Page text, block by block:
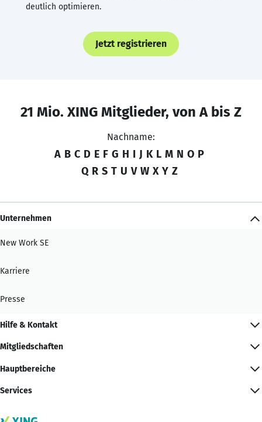
deutlich optimieren.
Jetzt registrieren
21 Mio. XING Mitglieder, von A bis Z
Nachname:
A B C D E F G H I J K L M N O P
Q R S T U V W X Y Z
Unternehmen
New Work SE
Karriere
Presse
Hilfe & Kontakt
Mitgliedschaften
Hauptbereiche
Services